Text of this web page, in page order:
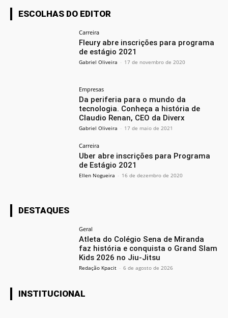
ESCOLHAS DO EDITOR
Carreira
Fleury abre inscrições para programa
de estágio 2021
Gabriel Oliveira - 17 de novembro de 2020
Empresas
Da periferia para o mundo da
tecnologia. Conheça a história de
Claudio Renan, CEO da Diverx
Gabriel Oliveira - 17 de maio de 2021
Carreira
Uber abre inscrições para Programa
de Estágio 2021
Ellen Nogueira - 16 de dezembro de 2020
DESTAQUES
Geral
Atleta do Colégio Sena de Miranda
faz história e conquista o Grand Slam
Kids 2026 no Jiu-Jitsu
Redação Kpacit - 6 de agosto de 2026
INSTITUCIONAL